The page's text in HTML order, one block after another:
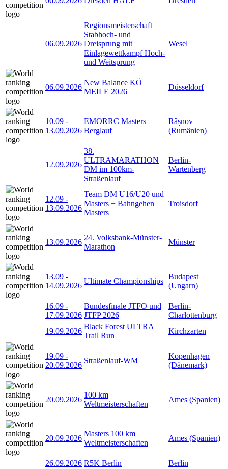
06.09.2026
Regionsmeisterschaft
Stabhoch- und
Dreisprung mit
Einlagewettkampf Hoch-
und Weitsprung
Wesel
06.09.2026
New Balance KÖ
MEILE 2026
Düsseldorf
10.09 -
13.09.2026
EMORRC Masters
Berglauf
Râșnov
(Rumänien)
12.09.2026
38.
ULTRAMARATHON
DM im 100km-
Straßenlauf
Berlin-
Wartenberg
12.09 -
13.09.2026
Team DM U16/U20 und
Masters + Bahngehen
Masters
Troisdorf
13.09.2026
24. Volksbank-Münster-
Marathon
Münster
13.09 -
14.09.2026
Ultimate Championships
Budapest
(Ungarn)
16.09 -
17.09.2026
Bundesfinale JTFO und
JTFP 2026
Berlin-
Charlottenburg
19.09.2026
Black Forest ULTRA
Trail Run
Kirchzarten
19.09 -
20.09.2026
Straßenlauf-WM
Kopenhagen
(Dänemark)
20.09.2026
100 km
Weltmeisterschaften
Ames (Spanien)
20.09.2026
Masters 100 km
Weltmeisterschaften
Ames (Spanien)
26.09.2026 R5K Berlin
Berlin